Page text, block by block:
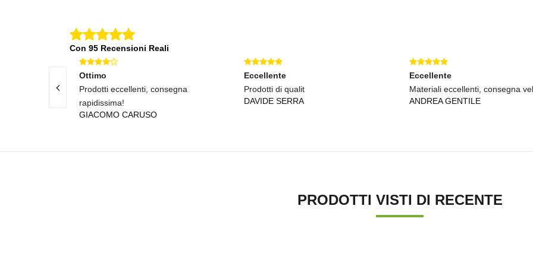
Con 95 Recensioni Reali
Ottimo
Prodotti eccellenti, consegna
rapidissima!
GIACOMO CARUSO
Eccellente
Prodotti di qualit
DAVIDE SERRA
Eccellente
Materiali eccellenti, consegna
ANDREA GENTILE
PRODOTTI VISTI DI RECENTE